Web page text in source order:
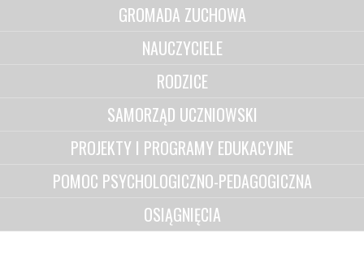
GROMADA ZUCHOWA
NAUCZYCIELE
RODZICE
SAMORZĄD UCZNIOWSKI
PROJEKTY I PROGRAMY EDUKACYJNE
POMOC PSYCHOLOGICZNO-PEDAGOGICZNA
OSIĄGNIĘCIA